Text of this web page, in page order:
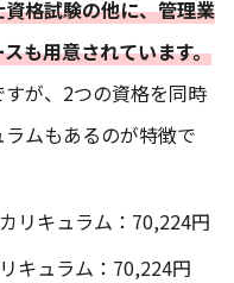
格試験の他に、管理業
も用意されています。
が、2つの資格を同時
ムもあるのが特徴で
リキュラム：70,224円
キュラム：70,224円